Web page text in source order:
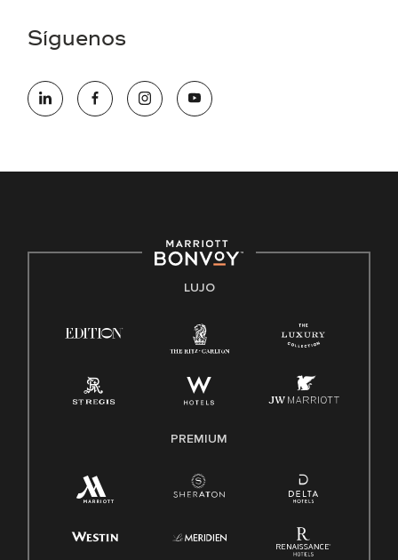
electrónico hqaffirmativeaction@marriott.com
oportunidades que se compromete a contratar una fuerza
de trabajo diversa y a mantener una cultura inclusiva.
Derecho a trabajar inglés/español
Conozca sus derechos
Ley de licencia familiar y médica (FMLA)
Síguenos
LUJO
PREMIUM